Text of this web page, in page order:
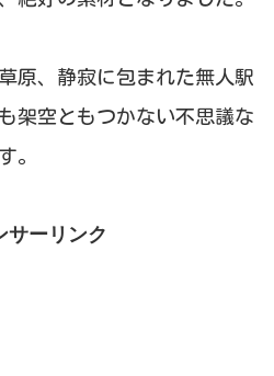
原、静寂に包まれた無人駅
架空ともつかない不思議な
。
サーリンク